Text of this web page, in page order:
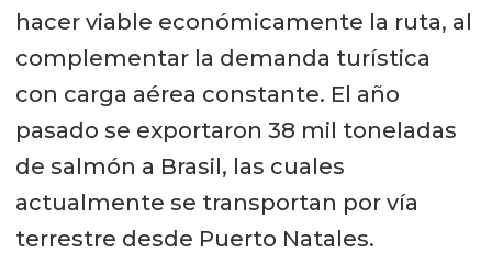
hacer viable económicamente la ruta, al
complementar la demanda turística
con carga aérea constante. El año
pasado se exportaron 38 mil toneladas
de salmón a Brasil, las cuales
actualmente se transportan por vía
terrestre desde Puerto Natales.